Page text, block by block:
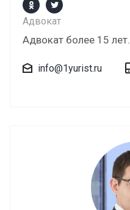
Адвокат
Адвокат более 15 лет.
info@1yurist.ru